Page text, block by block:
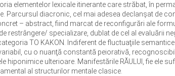
elementelor lexicale itinerante care străbat, în
Parcursul diacronic, cel mai adesea declanşat de
– abstract, fiind marcat de reconfigurări ale
restrângere/ specializare, dublat de cel al evaluării
TO KAKON. Indiferent de fluctuaţiile
cu o nuanţă constantă peiorativă,
hiponimice ulterioare. Manifestările RĂULUI, fie ele
al structurilor mentale clasice.